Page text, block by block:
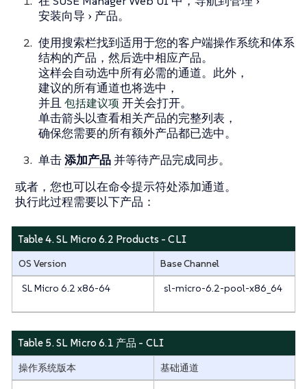
安装向导
产品。
使用搜索栏找到适用于您的客户端操作系统和体系
结构的产品，然后选中相应产品。
这样会自动选中所有必需的通道。此外，
建议的所有通道也将选中，
并且 包括建议项 开关会打开。
单击箭头以查看相关产品的完整列表，
确保您需要的所有额外产品都已选中。
单击添加产品 并等待产品完成同步。
或者，您也可以在命令提示符处添加通道。
执行此过程需要以下产品：
Table 4. SL Micro 6.2 Products - CLI
OS Version
Base Channel
SL Micro 6.2 x86-64
sl-micro-6.2-pool-x86_64
Table 5. SL Micro 6.1 产品 - CLI
操作系统版本
基础通道